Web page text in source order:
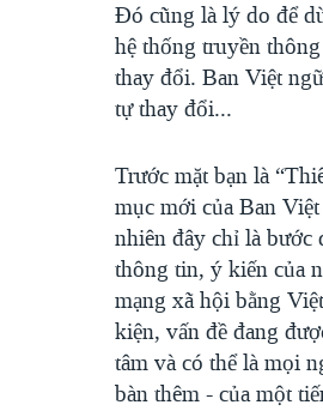
Đó cũng là lý do để
hệ thống truyền
thay đổi. Ban Việt
tự thay đổi...
Trước mặt bạn là
mục mới của Ban
nhiên đây chỉ là bước
thông tin, ý kiến của
mạng xã hội bằng
kiện, vấn đề đang
tâm và có thể là mọi
bàn thêm - của một